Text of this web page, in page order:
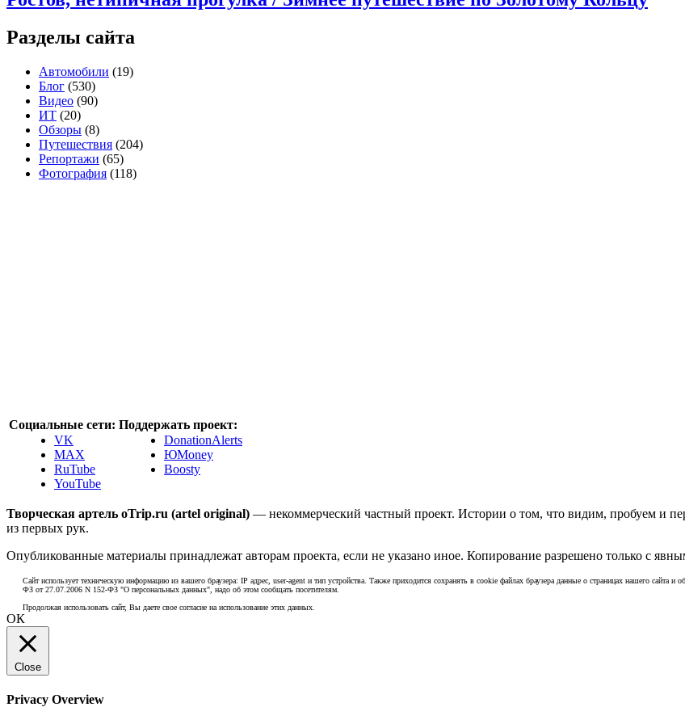
Разделы сайта
Автомобили (19)
Блог (530)
Видео (90)
ИТ (20)
Обзоры (8)
Путешествия (204)
Репортажи (65)
Фотография (118)
Социальные сети:
VK
MAX
RuTube
YouTube
Поддержать проект:
DonationAlerts
ЮMoney
Boosty
Творческая артель oTrip.ru (artel original) — некоммерческий частный проект. Истории о том, что видим, пробуем и
из первых рук.
Опубликованные материалы принадлежат авторам проекта, если не указано иное. Копирование разрешено только с
Сайт использует техническую информацию из вашего браузера: IP адрес, user-agent и тип устройства. Также приходится сохранять в cookie файлах браузера данные о страницах нашего сайта и
ФЗ от 27.07.2006 N 152-ФЗ "О персональных данных", надо об этом сообщать посетителям.
Продолжая использовать сайт, Вы даете свое согласие на использование этих данных.
ОК
Close
Privacy Overview